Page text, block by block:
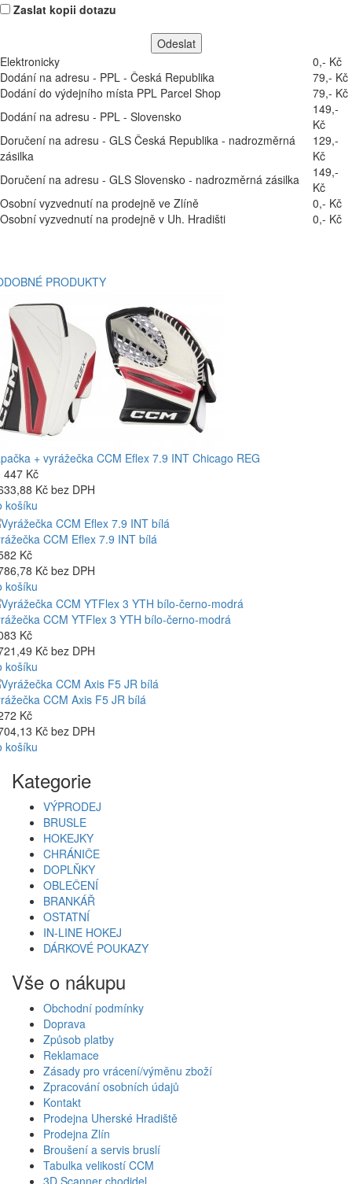
Zaslat kopii dotazu
Elektronicky
0,- Kč
Dodání na adresu - PPL - Česká Republika
79,- Kč
Dodání do výdejního místa PPL Parcel Shop
79,- Kč
Dodání na adresu - PPL - Slovensko
149,-
Kč
Doručení na adresu - GLS Česká Republika - nadrozměrná
zásilka
129,-
Kč
Doručení na adresu - GLS Slovensko - nadrozměrná zásilka
149,-
Kč
Osobní vyzvednutí na prodejně ve Zlíně
0,- Kč
Osobní vyzvednutí na prodejně v Uh. Hradišti
0,- Kč
PRODUKTY
+ vyrážečka CCM Eflex 7.9 INT Chicago REG
447 Kč
Kč bez DPH
košíku
CCM Eflex 7.9 INT bílá
Kč
Kč bez DPH
košíku
CCM YTFlex 3 YTH bílo-černo-modrá
Kč
Kč bez DPH
košíku
CCM Axis F5 JR bílá
Kč
Kč bez DPH
košíku
Kategorie
VÝPRODEJ
BRUSLE
HOKEJKY
CHRÁNIČE
DOPLŇKY
OBLEČENÍ
BRANKÁŘ
OSTATNÍ
IN-LINE HOKEJ
DÁRKOVÉ POUKAZY
Vše o nákupu
Obchodní podmínky
Doprava
Způsob platby
Reklamace
Zásady pro vrácení/výměnu zboží
Zpracování osobních údajů
Kontakt
Prodejna Uherské Hradiště
Prodejna Zlín
Broušení a servis bruslí
Tabulka velikostí CCM